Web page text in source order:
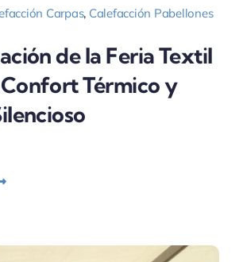
Carpas, Calefacción Pabellones
de la Feria Textil
Térmico y